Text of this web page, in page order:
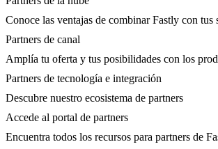
Conoce las ventajas de combinar Fastly con tus
Partners de canal
Amplía tu oferta y tus posibilidades con los
Partners de tecnología e integración
Descubre nuestro ecosistema de partners
Accede al portal de partners
Encuentra todos los recursos para partners de